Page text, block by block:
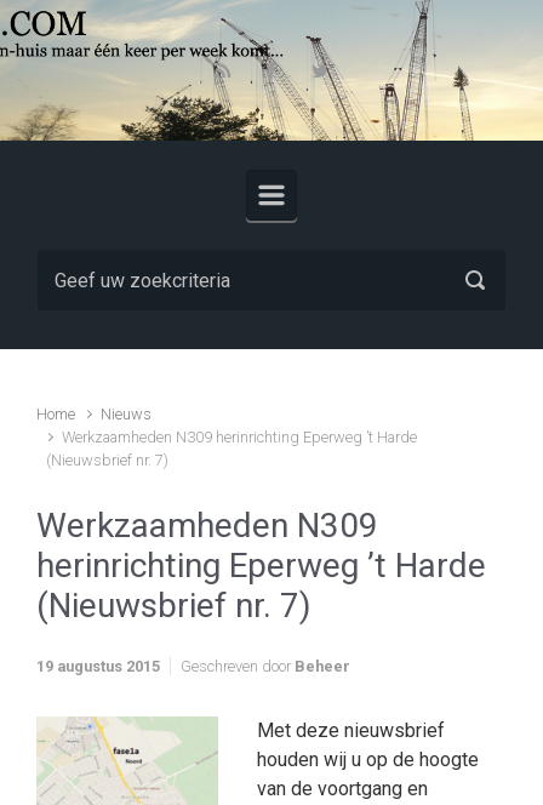
Skip to main content
Home
Nieuws
Werkzaamheden N309 herinrichting Eperweg ’t Harde
(Nieuwsbrief nr. 7)
Werkzaamheden N309
herinrichting Eperweg ’t Harde
(Nieuwsbrief nr. 7)
19 augustus 2015 Geschreven door Beheer
Met deze nieuwsbrief
houden wij u op de hoogte
van de voortgang en